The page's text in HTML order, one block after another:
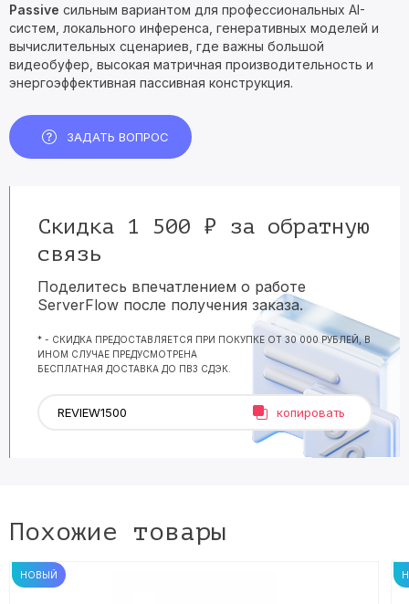
Passive сильным вариантом для профессиональных AI-
систем, локального инференса, генеративных моделей и
вычислительных сценариев, где важны большой
видеобуфер, высокая матричная производительность и
энергоэффективная пассивная конструкция.
ЗАДАТЬ ВОПРОС
Скидка 1 500 ₽ за обратную
связь
Поделитесь впечатлением о работе
ServerFlow после получения заказа.
* - СКИДКА ПРЕДОСТАВЛЯЕТСЯ ПРИ ПОКУПКЕ ОТ 30 000 РУБЛЕЙ, В
ИНОМ СЛУЧАЕ ПРЕДУСМОТРЕНА
БЕСПЛАТНАЯ ДОСТАВКА ДО ПВЗ СДЭК.
копировать
Похожие товары
НОВЫЙ